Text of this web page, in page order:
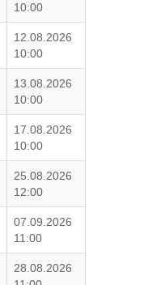
10:00
12.08.2026
10:00
13.08.2026
10:00
17.08.2026
10:00
25.08.2026
12:00
07.09.2026
11:00
28.08.2026